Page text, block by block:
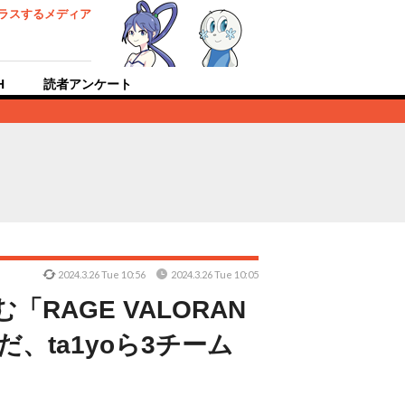
スするメディア
読者アンケート
「RAGE VALORAN
、ta1yoら3チーム
2024.3.26 Tue 10:56 2024.3.26 Tue 10:05